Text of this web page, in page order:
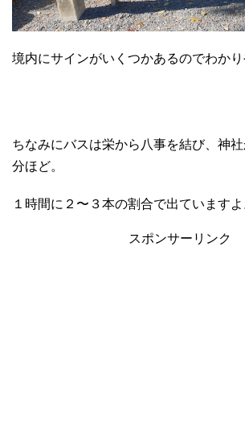
境内にサインがいくつかあるのでわかり
ちなみにバスは栄から八事を結び、神
分ほど。
１時間に２〜３本の割合で出ていますよ
スポンサーリンク